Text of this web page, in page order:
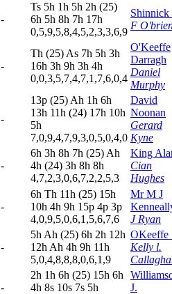
-
Ts 5h 1h 5h 2h (25)
6h 5h 8h 7h 17h
0,5,9,5,8,4,5,2,3,3,6,9
Shinnick
F
-
Th (25) As 7h 5h 3h
16h 3h 9h 3h 4h
0,0,3,5,7,4,7,1,7,6,0,4
O'Keeffe
Darragh
Daniel
Murphy
-
13p (25) Ah 1h 6h
13h 11h (24) 17h 10h
5h
7,0,9,4,7,9,3,0,5,0,4,0
David
Noonan
Gerard
Kyne
-
6h 3h 8h 7h (25) Ah
4h (24) 3h 8h 8h
4,7,2,3,0,6,7,2,2,5,3
King
Cian
Hughes
-
6h Th 11h (25) 15h
10h 4h 9h 15p 4p 3p
4,0,9,5,0,6,1,5,6,7,6
Mr M J
J Ryan
-
5h Ah (25) 6h 2h 12h
12h Ah 4h 9h 11h
5,0,4,8,8,8,0,6,1,9
OKeeffe
Kelly l.
-
2h 1h 6h (25) 15h 6h
4h 8s 10s 7s 5h
J.